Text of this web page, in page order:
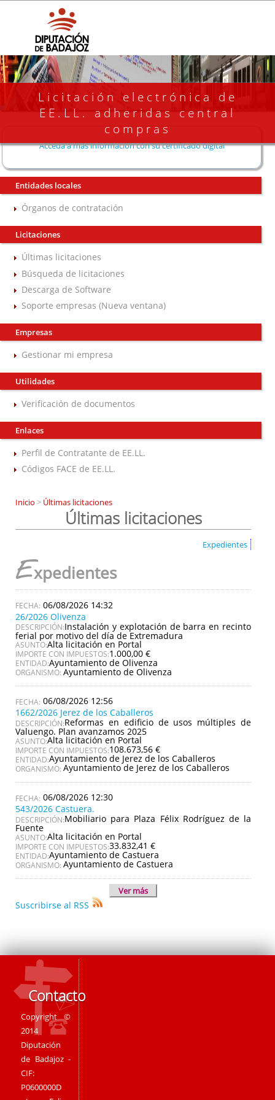
Licitación electrónica de
EE.LL. adheridas central
compras
Acceda a más información con su certificado digital
Entidades locales
Órganos de contratación
Licitaciones
Últimas licitaciones
Búsqueda de licitaciones
Descarga de Software
Soporte empresas (Nueva ventana)
Empresas
Gestionar mi empresa
Utilidades
Verificación de documentos
Enlaces
Perfil de Contratante de EE.LL.
Códigos FACE de EE.LL.
Inicio > Últimas licitaciones
Últimas licitaciones
Expedientes
Expedientes
06/08/2026 14:32
26/2026 Olivenza
DESCRIPCIÓN:Instalación y explotación de barra en recinto
ferial por motivo del día de Extremadura
ASUNTO:Alta licitación en Portal
IMPORTE CON IMPUESTOS:1.000,00 €
ENTIDAD:Ayuntamiento de Olivenza
ORGANISMO: Ayuntamiento de Olivenza
06/08/2026 12:56
1662/2026 Jerez de los Caballeros
DESCRIPCIÓN:Reformas en edificio de usos múltiples de
Valuengo. Plan avanzamos 2025
ASUNTO:Alta licitación en Portal
IMPORTE CON IMPUESTOS:108.673,56 €
ENTIDAD:Ayuntamiento de Jerez de los Caballeros
ORGANISMO: Ayuntamiento de Jerez de los Caballeros
06/08/2026 12:30
543/2026 Castuera.
DESCRIPCIÓN:Mobiliario para Plaza Félix Rodríguez de la
Fuente
ASUNTO:Alta licitación en Portal
IMPORTE CON IMPUESTOS:33.832,41 €
ENTIDAD:Ayuntamiento de Castuera
ORGANISMO: Ayuntamiento de Castuera
Ver más
Suscribirse al RSS
Contacto
Copyright ©
2014
Diputación
de Badajoz -
CIF:
P0600000D